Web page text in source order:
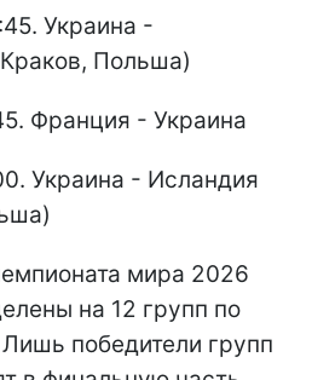
Украина -
Польша)
Франция - Украина
Украина - Исландия
мира 2026
на 12 групп по
победители групп